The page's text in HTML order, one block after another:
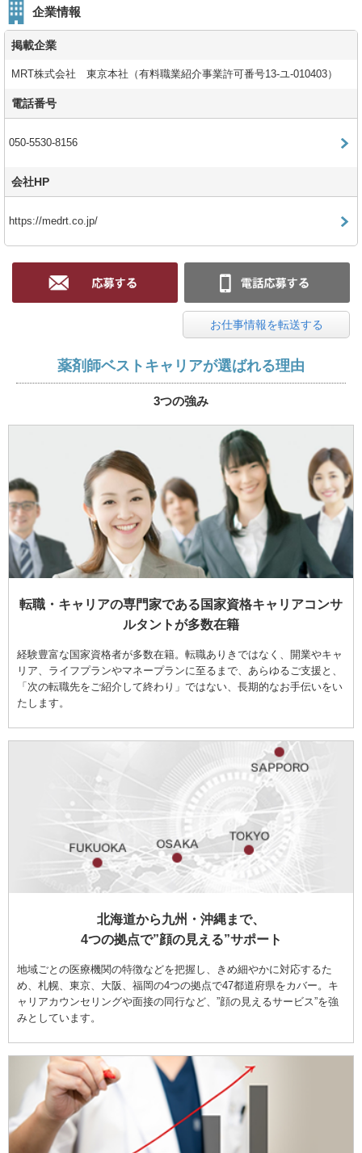
企業情報
掲載企業
MRT株式会社 東京本社（有料職業紹介事業許可番号13-ユ-010403）
電話番号
050-5530-8156
会社HP
https://medrt.co.jp/
お仕事情報を転送する
薬剤師ベストキャリアが選ばれる理由
3つの強み
転職・キャリアの専門家である国家資格キャリアコンサ
ルタントが多数在籍
経験豊富な国家資格者が多数在籍。転職ありきではなく、開業やキャ
リア、ライフプランやマネープランに至るまで、あらゆるご支援と、
「次の転職先をご紹介して終わり」ではない、長期的なお手伝いをい
たします。
北海道から九州・沖縄まで、
4つの拠点で”顔の見える”サポート
地域ごとの医療機関の特徴などを把握し、きめ細やかに対応するた
め、札幌、東京、大阪、福岡の4つの拠点で47都道府県をカバー。キ
ャリアカウンセリングや面接の同行など、”顔の見えるサービス”を強
みとしています。